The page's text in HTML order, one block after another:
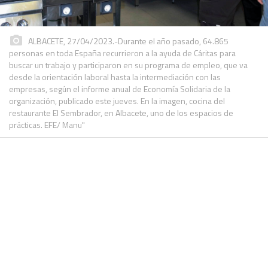
ALBACETE, 27/04/2023.-Durante el año pasado, 64.865
personas en toda España recurrieron a la ayuda de Cáritas para
buscar un trabajo y participaron en su programa de empleo, que va
desde la orientación laboral hasta la intermediación con las
empresas, según el informe anual de Economía Solidaria de la
organización, publicado este jueves. En la imagen, cocina del
restaurante El Sembrador, en Albacete, uno de los espacios de
prácticas. EFE/ Manu"